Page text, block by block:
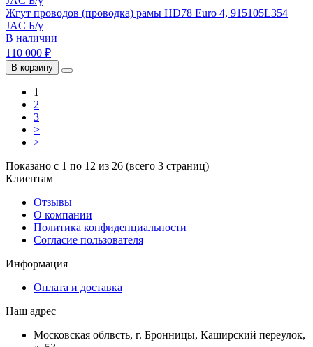
Жгут проводов (проводка) рамы HD78 Euro 4, 915105L354
JAC Б/у
В наличии
110 000 ₽
В корзину
1
2
3
>
>|
Показано с 1 по 12 из 26 (всего 3 страниц)
Клиентам
Отзывы
О компании
Политика конфиденциальности
Согласие пользователя
Информация
Оплата и доставка
Наш адрес
Московская облвсть, г. Бронницы, Каширский переулок,